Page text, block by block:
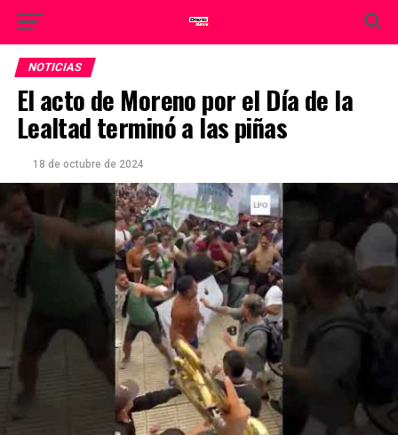
NOTICIAS
El acto de Moreno por el Día de la
Lealtad terminó a las piñas
18 de octubre de 2024